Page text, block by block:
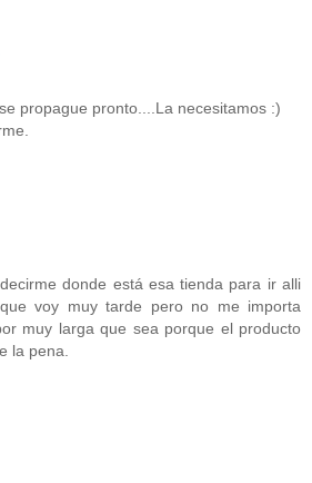
propague pronto....La necesitamos :)
donde está esa tienda para ir alli
voy muy tarde pero no me importa
muy larga que sea porque el producto
la pena.